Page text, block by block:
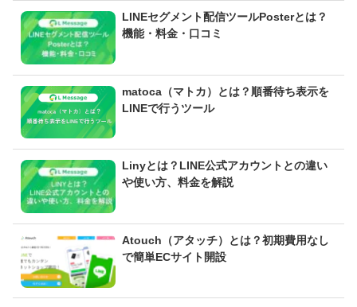
LINEセグメント配信ツールPosterとは？
機能・料金・口コミ
matoca（マトカ）とは？順番待ち表示を
LINEで行うツール
Linyとは？LINE公式アカウントとの違い
や使い方、料金を解説
Atouch（アタッチ）とは？初期費用なし
で簡単ECサイト開設